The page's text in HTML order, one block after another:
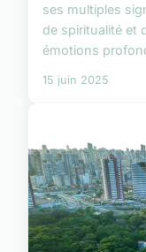
ses multiples
de spiritualité et
émotions
15 juin 2025